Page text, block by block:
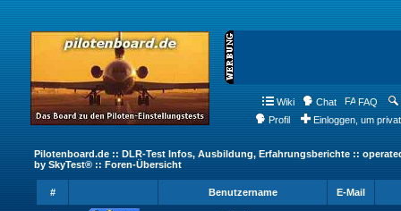
Wiki Chat FAQ
Profil
Einloggen, um
Pilotenboard.de :: DLR-Test Infos, Ausbildung, Erfahrungsberichte ::
by SkyTest® :: Foren-Übersicht
# Benutzername E-Mail